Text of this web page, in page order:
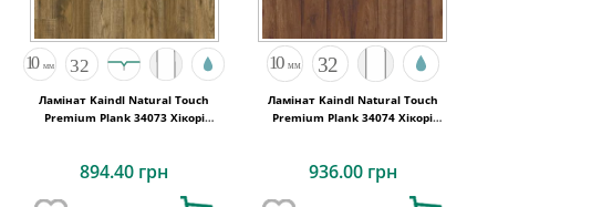
Ламінат Kaindl Natural Touch
Premium Plank 34073 Хікорі
894.40 грн
Ламінат Kaindl Natural Touch
Premium Plank 34074 Хікорі
936.00 грн